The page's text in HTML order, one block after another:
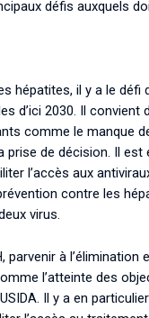
défis auxquels
hépatites, il y a le défi
d’ici 2030. Il convient
comme le manque
prise de décision. Il est
l’accès aux
contre les
virus.
parvenir à l’élimination
l’atteinte des
Il y a en